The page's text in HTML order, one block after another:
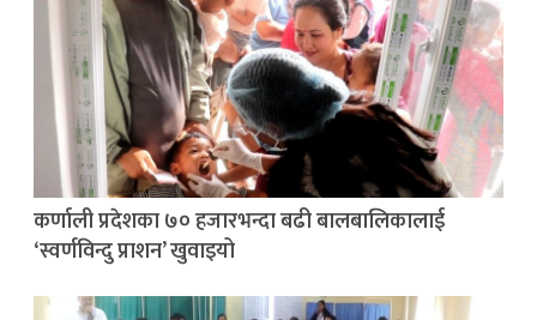
कर्णाली प्रदेशका ७० हजारभन्दा बढी बालबालिकालाई
‘स्वर्णविन्दु प्राशन’ खुवाइयो